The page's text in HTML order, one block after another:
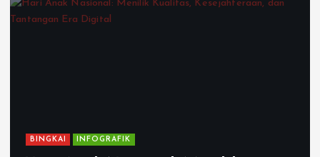
BINGKAI INFOGRAFIK